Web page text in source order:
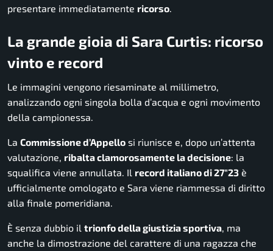
presentare immediatamente ricorso.
La grande gioia di Sara Curtis: ricorso
vinto e record
Le immagini vengono riesaminate al millimetro,
analizzando ogni singola bolla d’acqua e ogni movimento
della campionessa.
La Commissione d’Appello si riunisce e, dopo un’attenta
valutazione, ribalta clamorosamente la decisione: la
squalifica viene annullata. Il record italiano di 27″23 è
ufficialmente omologato e Sara viene riammessa di diritto
alla finale pomeridiana.
È senza dubbio il trionfo della giustizia sportiva, ma
anche la dimostrazione del carattere di una ragazza che